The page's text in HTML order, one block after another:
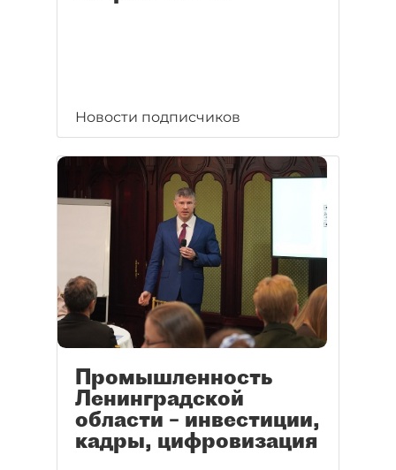
Новости подписчиков
Промышленность
Ленинградской
области – инвестиции,
кадры, цифровизация